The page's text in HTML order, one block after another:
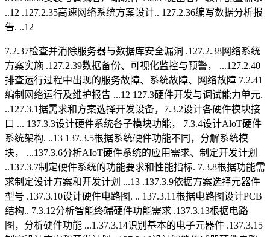
..12 .127.2.35高速网络系统方案设计.. 127.2.36编写数据分析报
告. ..12
7.2.37检查并消除服务器与数据库安全漏洞 .127.2.38网络系统
方案实施 .127.2.39数据备份、可视化监控与预警， ...127.2.40
排查运行过程中出现的服务故障、系统故障、网络故障 7.2.41
编制网络运行及维护报告 ...12 127.3硬件开发与调试能力单元.
..127.3.1据需求和方案选择开发设备，7.3.2设计各硬件模块接
口 ... 137.3.3设计硬件系统各子模块功能， 7.3.4设计AloT硬件
系统架构. ..13 137.3.5根据系统硬件功能不同，分解系统模
块， ...137.3.6分析AIoT硬件系统的应用需求、制定开发计划
..137.3.7制定硬件系统的功能要求和性能指标. 7.3.8根据功能需
求制定设计方案和开发计划 ...13 .137.3.9依据方案选择元器件
型号 .137.3.10设计硬件电路图. .. 137.3.11根据电路图设计PCB
结构.. 7.3.12分析智能终端硬件功能需求 .137.3.13根据电路
图，分析硬件功能 ...1.37.3.14识别基本的电子元器件 .137.3.15